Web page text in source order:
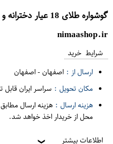
گوشواره طلای 18 عیار دخترانه و زنانه مدل ونکلیف
nimaashop.ir
شرایط خرید
ارسال از : اصفهان-اصفهان
مکان تحویل : سراسر ایران
هزینه ارسال : هزینه ارسال
محل از خریدار اخذ خواهد شد.
اطلاعات بیشتر ❯